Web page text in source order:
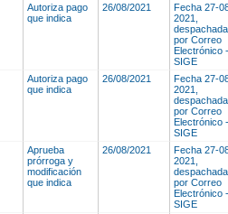
Autoriza pago
que indica
26/08/2021
Fecha 27-
2021,
despachada
por Correo
Electrónico -
SIGE
Autoriza pago
que indica
26/08/2021
Fecha 27-
2021,
despachada
por Correo
Electrónico -
SIGE
Aprueba
prórroga y
modificación
que indica
26/08/2021
Fecha 27-
2021,
despachada
por Correo
Electrónico -
SIGE